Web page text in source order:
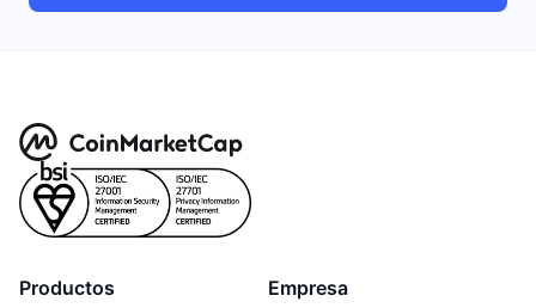
Productos Empresa